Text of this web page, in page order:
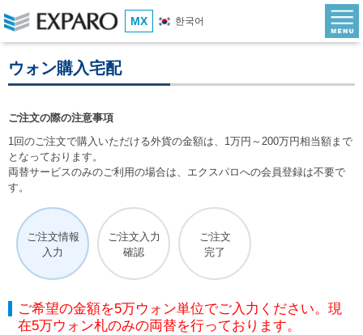
MX 한국어
ウォン購入宅配
ご注文の際の注意事項
1回のご注文で購入いただける外貨の金額は、1万円～200万円相当額まで
となっております。
両替サービスのみのご利用の場合は、エクスパロへの会員登録は不要で
す。
ご注文情報
入力
ご注文入力
確認
ご注文
完了
ご希望の金額を5万ウォン単位でご入力ください。現
在5万ウォン札のみの両替を行っております。